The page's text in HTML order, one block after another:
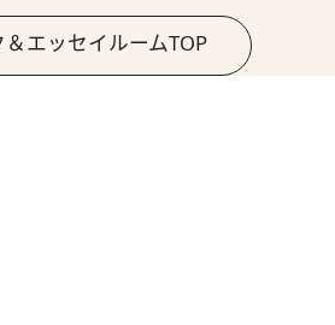
エッセイルームTOP